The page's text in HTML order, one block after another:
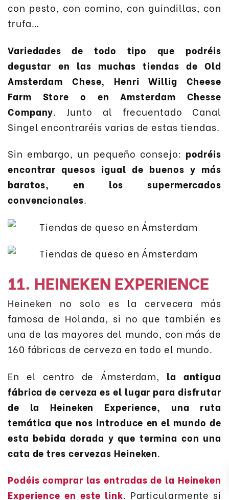
con pesto, con comino, con guindillas, con
trufa…
Variedades de todo tipo que podréis
degustar en las muchas tiendas de Old
Amsterdam Chese, Henri Willig Cheese
Farm Store o en Amsterdam Chesse
Company. Junto al frecuentado Canal
Singel encontraréis varias de estas tiendas.
Sin embargo, un pequeño consejo: podréis
encontrar quesos igual de buenos y más
baratos, en los supermercados
convencionales.
11. HEINEKEN EXPERIENCE
Heineken no solo es la cervecera más
famosa de Holanda, si no que también es
una de las mayores del mundo, con más de
160 fábricas de cerveza en todo el mundo.
En el centro de Ámsterdam, la antigua
fábrica de cerveza es el lugar para disfrutar
de la Heineken Experience, una ruta
temática que nos introduce en el mundo de
esta bebida dorada y que termina con una
cata de tres cervezas Heineken.
Podéis comprar las entradas de la Heineken
Experience en este link. Particularmente si